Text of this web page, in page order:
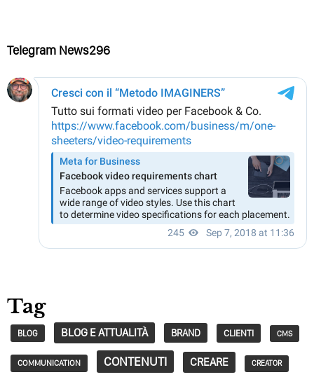
Telegram News296
Tag
BLOG BLOG E ATTUALITÀ BRAND CLIENTI CMS
COMMUNICATION CONTENUTI CREARE CREATOR